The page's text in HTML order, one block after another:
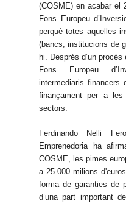
(COSME) en acabar el
Fons Europeu
perquè totes aquelles
(bancs, institucions de
hi. Després d’un
Fons Europeu
intermediaris
finançament per a
sectors.
Ferdinando Nelli
Emprenedoria ha
COSME, les pimes
a 25.000 milions
forma de garanties de
d’una part important